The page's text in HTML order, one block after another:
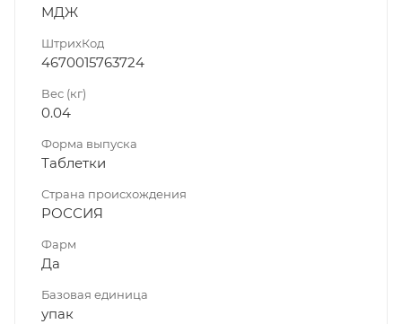
МДЖ
ШтрихКод
4670015763724
Вес (кг)
0.04
Форма выпуска
Таблетки
Страна происхождения
РОССИЯ
Фарм
Да
Базовая единица
упак